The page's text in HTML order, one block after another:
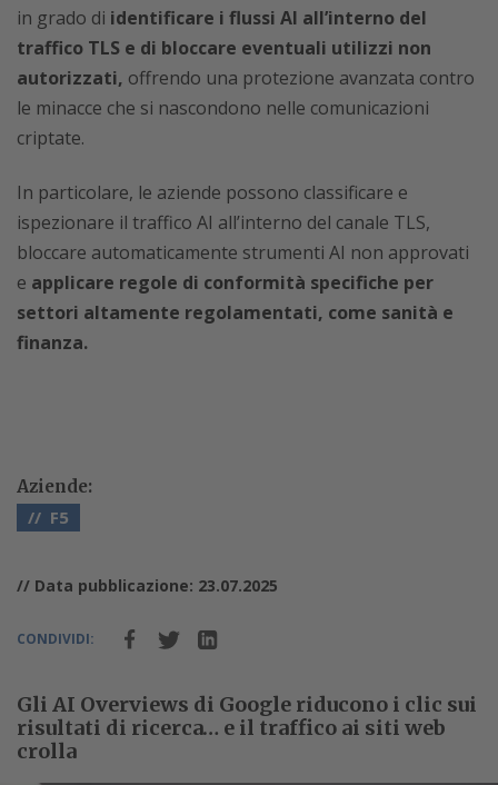
in grado di identificare i flussi AI all’interno del
traffico TLS e di bloccare eventuali utilizzi non
autorizzati, offrendo una protezione avanzata contro
le minacce che si nascondono nelle comunicazioni
criptate.
In particolare, le aziende possono classificare e
ispezionare il traffico AI all’interno del canale TLS,
bloccare automaticamente strumenti AI non approvati
e applicare regole di conformità specifiche per
settori altamente regolamentati, come sanità e
finanza.
Aziende:
F5
// Data pubblicazione: 23.07.2025
CONDIVIDI:
Gli AI Overviews di Google riducono i clic sui
risultati di ricerca… e il traffico ai siti web
crolla